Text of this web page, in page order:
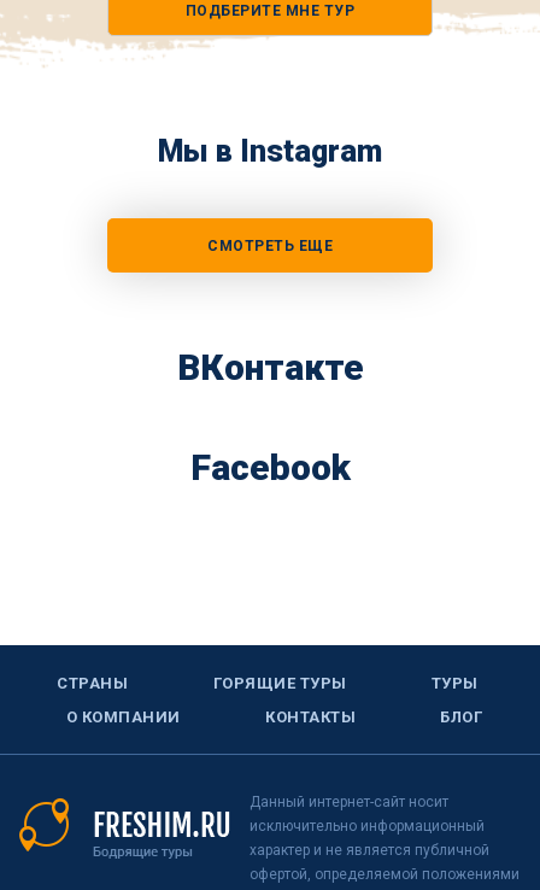
ПОДБЕРИТЕ МНЕ ТУР
Мы в Instagram
СМОТРЕТЬ ЕЩЕ
ВКонтакте
Facebook
СТРАНЫ ГОРЯЩИЕ ТУРЫ
ТУРЫ
О КОМПАНИИ
КОНТАКТЫ БЛОГ
Данный интернет-сайт носит
исключительно информационный
характер и не является публичной
офертой, определяемой положениями